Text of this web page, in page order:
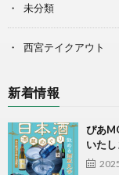
未分類
西宮テイクアウト
新着情報
ぴあ
いたし